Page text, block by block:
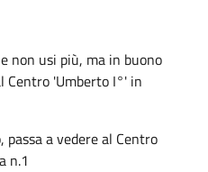
non usi più, ma in buono
Centro 'Umberto I°' in
a vedere al Centro
n.1